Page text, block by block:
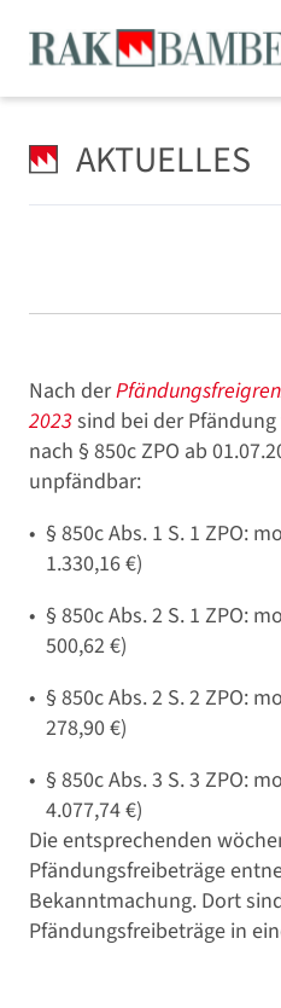
AKTUELLES
Nach der
2023sind bei der
nach § 850c ZPO ab
unpfändbar:
§ 850c Abs. 1 S. 1 ZPO:
1.330,16 €)
§ 850c Abs. 2 S. 1 ZPO:
500,62 €)
§ 850c Abs. 2 S. 2 ZPO:
278,90 €)
§ 850c Abs. 3 S. 3 ZPO:
4.077,74 €)
Die entsprechenden
Pfändungsfreibeträge
Bekanntmachung. Dort
Pfändungsfreibeträge in